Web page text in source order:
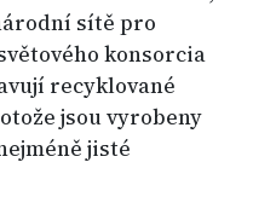
sítě pro
konsorcia
recyklované
jsou vyrobeny
jisté